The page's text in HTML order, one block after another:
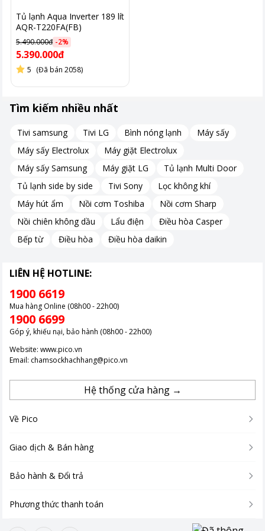
Tủ lạnh Aqua Inverter 189 lít
AQR-T220FA(FB)
5.490.000đ -2%
5.390.000đ
5 (Đã bán 2058)
Tìm kiếm nhiều nhất
Tivi samsung Tivi LG Bình nóng lạnh
Máy sấy
Máy sấy Electrolux
Máy giặt Electrolux
Máy sấy Samsung
Máy giặt LG
Tủ lạnh Multi Door
Tủ lạnh side by side
Tivi Sony
Lọc không khí
Máy hút ẩm
Nồi cơm Toshiba
Nồi cơm Sharp
Nồi chiên không dầu
Lẩu điện
Điều hòa Casper
Bếp từ
Điều hòa Điều hòa daikin
LIÊN HỆ HOTLINE:
1900 6619
Mua hàng Online (08h00 - 22h00)
1900 6699
Góp ý, khiếu nại, bảo hành (08h00 - 22h00)
Website: www.pico.vn
Email: chamsockhachhang@pico.vn
Hệ thống cửa hàng →
Về Pico
Giao dịch & Bán hàng
Bảo hành & Đổi trả
Phương thức thanh toán